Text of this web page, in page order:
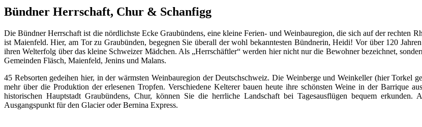
Bündner Herrschaft, Chur & Schanfigg
Die Bündner Herrschaft ist die nördlichste Ecke Graubündens, eine kleine Ferien- und Weinbauregion, die sich auf der rechten
ist Maienfeld. Hier, am Tor zu Graubünden, begegnen Sie überall der wohl bekanntesten Bündnerin, Heidi! Vor über 120
ihren Welterfolg über das kleine Schweizer Mädchen. Als „Herrschäftler“ werden hier nicht nur die Bewohner bezeichnet,
Gemeinden Fläsch, Maienfeld, Jenins und Malans.
45 Rebsorten gedeihen hier, in der wärmsten Weinbauregion der Deutschschweiz. Die Weinberge und Weinkeller (hier Torkel
mehr über die Produktion der erlesenen Tropfen. Verschiedene Kelterer bauen heute ihre schönsten Weine in der Barrique
historischen Hauptstadt Graubündens, Chur, können Sie die herrliche Landschaft bei Tagesausflügen bequem
Ausgangspunkt für den Glacier oder Bernina Express.